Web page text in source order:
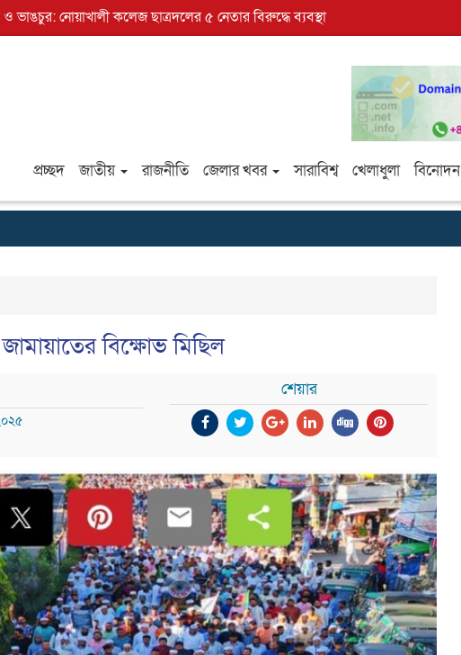
ও ভাঙচুর: নোয়াখালী কলেজ ছাত্রদলের ৫ নেতার বিরুদ্ধে ব্যবস্থা
প্রচ্ছদ জাতীয় রাজনীতি জেলার খবর সারাবিশ্ব খেলাধুলা বিনোদন
বিক্ষোভ মিছিল
শেয়ার